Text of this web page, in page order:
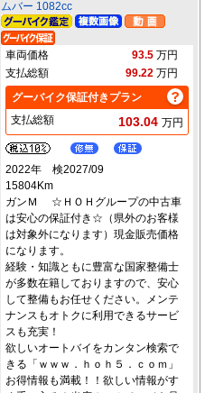
ムバー 1082cc
車両価格 93.5 万円
支払総額
99.22 万円
グーバイク保証付きプラン
支払総額
103.04 万円
2022年 検2027/09
15804Km
ガンＭ ☆ＨＯＨグループの中古車
は安心の保証付き☆（県外のお客様
は対象外になります）現金販売価格
になります。
経験・知識ともに豊富な国家整備士
が多数在籍しておりますので、安心
して整備もお任せください。メンテ
ナンスもオトクに利用できるサービ
スも充実！
欲しいオートバイをカンタン検索で
きる「ｗｗｗ．ｈｏｈ５．ｃｏｍ」
お得情報も満載！！欲しい情報がす